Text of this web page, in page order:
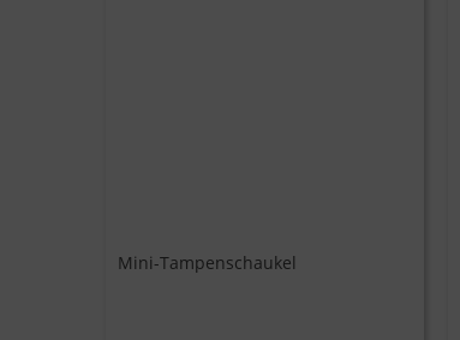
Mini-Tampenschaukel